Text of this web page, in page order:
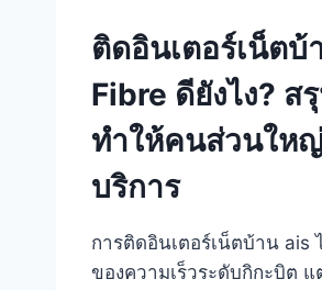
ติดอินเตอร์เน็ตบ้
Fibre ดียังไง? ส
ทำให้คนส่วนให
บริการ
การติดอินเตอร์เน็ตบ้าน ais
ของความเร็วระดับกิกะบิต